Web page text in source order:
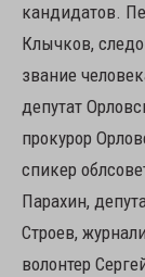
кандидатов.
Клычков,
звание
депутат
прокурор
спикер
Парахин,
Строев,
волонтер